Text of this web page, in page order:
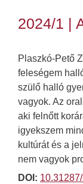
2024/1 |
Plaszkó-Pető
feleségem
szülő halló
vagyok. Az
aki felnőtt
igyekszem
kultúrát és a
nem vagyok
DOI: